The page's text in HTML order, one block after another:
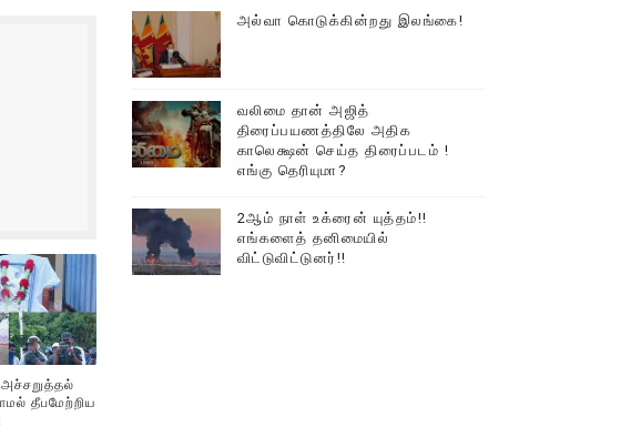
தீபமேற்றிய
அல்வா கொடுக்கின்றது இலங்கை!
வலிமை தான் அஜித்
திரைப்பயணத்திலே அதிக
காலெக்ஷன் செய்த திரைப்படம் !
எங்கு தெரியுமா?
2ஆம் நாள் உக்ரைன் யுத்தம்!!
எங்களைத் தனிமையில்
விட்டுவிட்டுனர்!!